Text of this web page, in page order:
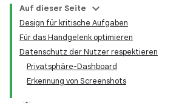
Auf dieser Seite
Design für kritische Aufgaben
Für das Handgelenk optimieren
Datenschutz der Nutzer respektieren
Privatsphäre-Dashboard
Erkennung von Screenshots